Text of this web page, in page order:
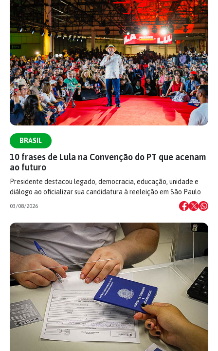
BRASIL
10 frases de Lula na Convenção do PT que acenam
ao futuro
Presidente destacou legado, democracia, educação, unidade e
diálogo ao oficializar sua candidatura à reeleição em São Paulo
03/08/2026